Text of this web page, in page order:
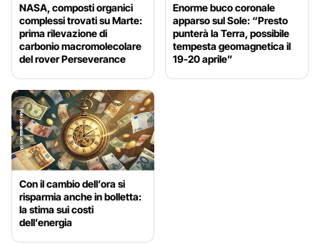
NASA, composti organici
complessi trovati su Marte:
prima rilevazione di
carbonio macromolecolare
del rover Perseverance
Enorme buco coronale
apparso sul Sole: “Presto
punterà la Terra, possibile
tempesta geomagnetica il
19-20 aprile”
Con il cambio dell’ora si
risparmia anche in bolletta:
la stima sui costi
dell’energia